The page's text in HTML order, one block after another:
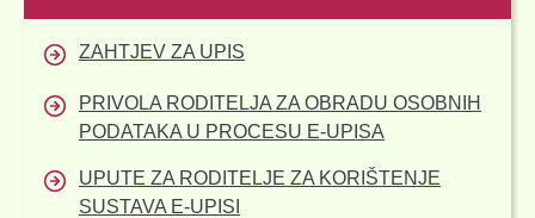
ZAHTJEV ZA UPIS
PRIVOLA RODITELJA ZA OBRADU OSOBNIH
PODATAKA U PROCESU E-UPISA
UPUTE ZA RODITELJE ZA KORIŠTENJE
SUSTAVA E-UPISI